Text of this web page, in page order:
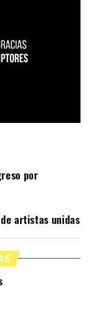
por
artistas unidas